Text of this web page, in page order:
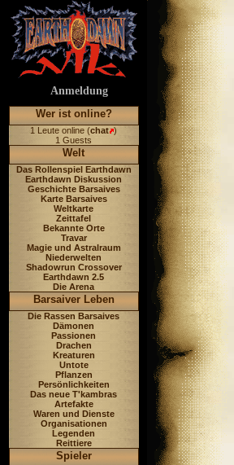
Anmeldung
Wer ist online?
1 Leute online (chat )
1 Guests
Welt
Das Rollenspiel Earthdawn
Earthdawn Diskussion
Geschichte Barsaives
Karte Barsaives
Weltkarte
Zeittafel
Bekannte Orte
Travar
Magie und Astralraum
Niederwelten
Shadowrun Crossover
Earthdawn 2.5
Die Arena
Barsaiver Leben
Die Rassen Barsaives
Dämonen
Passionen
Drachen
Kreaturen
Untote
Pflanzen
Persönlichkeiten
Das neue T'kambras
Artefakte
Waren und Dienste
Organisationen
Legenden
Reittiere
Spieler